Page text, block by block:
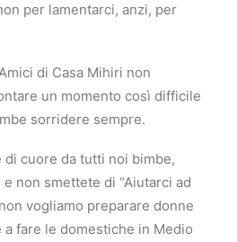
per lamentarci, anzi, per
di Casa Mihiri non
un momento così difficile
sorridere sempre.
di cuore da tutti noi bimbe,
non smettete di “Aiutarci ad
vogliamo preparare donne
a fare le domestiche in Medio